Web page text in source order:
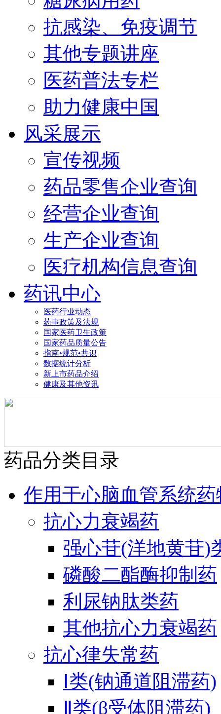
抗感染、免疫调节
其他专题讲座
医药普法专栏
助力健康中国
风采展示
宣传视频
药品零售企业查询
经营企业查询
生产企业查询
医疗机构信息查询
药讯中心
医药行业动态
药事政策及法规
国家医药卫生政策
国家药品质量公告
指南•规范•共识
数据统计分析
新上市药品介绍
健康及其他资讯
药品分类目录
作用于心脑血管系统药
抗心力衰竭药
强心苷(洋地黄苷)
磷酸二酯酶抑制药
利尿钠肽类药
其他抗心力衰竭药
抗心律失常药
Ⅰ类(钠通道阻滞药)
Ⅱ类(β受体阻滞药)